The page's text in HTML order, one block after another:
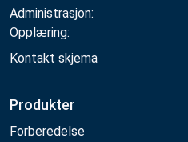
Administrasjon:
Opplæring:
Kontakt skjema
Produkter
Forberedelse